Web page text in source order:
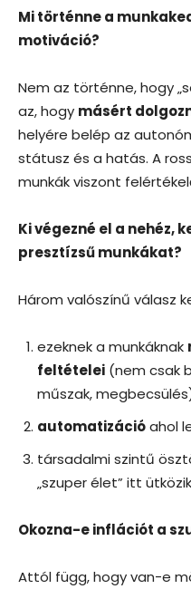
Mi történne a
motiváció?
Nem az történne, hogy
az, hogy másért
helyére belép az
státusz és a hatás. A
munkák viszont
Ki végezné el a nehéz,
presztízsű munkákat?
Három valószínű válasz
ezeknek a munkáknak
feltételei (nem csak
műszak,
automatizációahol
társadalmi szintű
„szuper élet” itt
Okozna-e inflációt a
Attól függ, hogy van-e